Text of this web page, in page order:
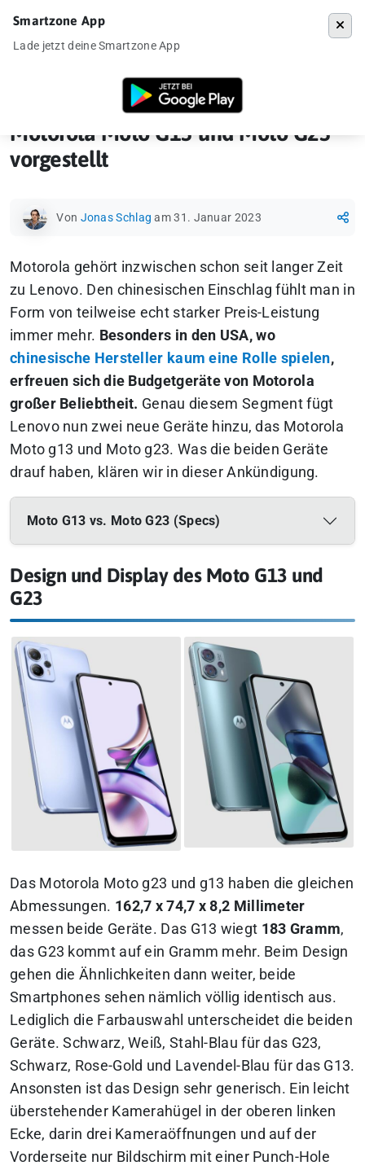
Ankündigung Motorola Moto G13 und Moto G23
Motorola Moto G13 und Moto G23
vorgestellt
Von Jonas Schlag am 31. Januar 2023
Motorola gehört inzwischen schon seit langer Zeit
zu Lenovo. Den chinesischen Einschlag fühlt man in
Form von teilweise echt starker Preis-Leistung
immer mehr. Besonders in den USA, wo
chinesische Hersteller kaum eine Rolle spielen,
erfreuen sich die Budgetgeräte von Motorola
großer Beliebtheit. Genau diesem Segment fügt
Lenovo nun zwei neue Geräte hinzu, das Motorola
Moto g13 und Moto g23. Was die beiden Geräte
drauf haben, klären wir in dieser Ankündigung.
Moto G13 vs. Moto G23 (Specs)
Design und Display des Moto G13 und
G23
Das Motorola Moto g23 und g13 haben die gleichen
Abmessungen. 162,7 x 74,7 x 8,2 Millimeter
messen beide Geräte. Das G13 wiegt 183 Gramm,
das G23 kommt auf ein Gramm mehr. Beim Design
gehen die Ähnlichkeiten dann weiter, beide
Smartphones sehen nämlich völlig identisch aus.
Lediglich die Farbauswahl unterscheidet die beiden
Geräte. Schwarz, Weiß, Stahl-Blau für das G23,
Schwarz, Rose-Gold und Lavendel-Blau für das G13.
Ansonsten ist das Design sehr generisch. Ein leicht
überstehender Kamerahügel in der oberen linken
Ecke, darin drei Kameraöffnungen und auf der
Vorderseite nur Bildschirm mit einer Punch-Hole
Smartzone App
Lade jetzt deine Smartzone App